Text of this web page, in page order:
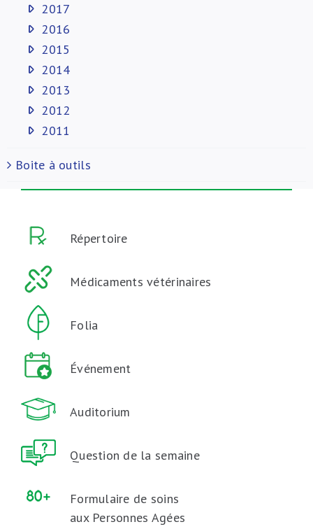
2017
2016
2015
2014
2013
2012
2011
Boite à outils
Répertoire
Médicaments vétérinaires
Folia
Événement
Auditorium
Question de la semaine
Formulaire de soins
aux Personnes Agées